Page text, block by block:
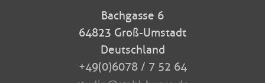
Bachgasse 6
64823 Groß-Umstadt
Deutschland
+49(0)6078 / 7 52 64